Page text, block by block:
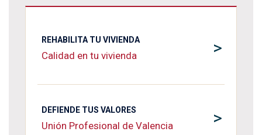
>
REHABILITA TU VIVIENDA
Calidad en tu vivienda
>
DEFIENDE TUS VALORES
Unión Profesional de Valencia